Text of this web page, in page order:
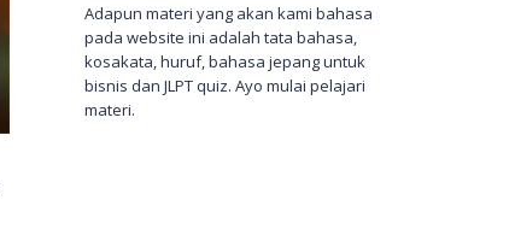
Adapun materi yang akan kami bahasa
pada website ini adalah tata bahasa,
kosakata, huruf, bahasa jepang untuk
bisnis dan JLPT quiz. Ayo mulai pelajari
materi.